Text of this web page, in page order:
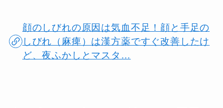
顔のしびれの原因は気血不足！顔と手足の
しびれ（麻痺）は漢方薬ですぐ改善したけ
ど、夜ふかしとマスタ…